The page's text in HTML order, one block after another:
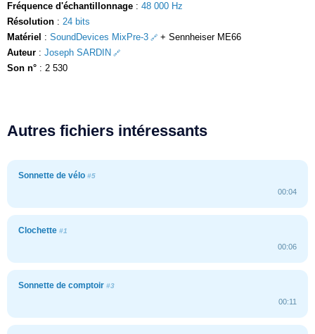
Fréquence d'échantillonnage : 48 000 Hz
Résolution : 24 bits
Matériel : SoundDevices MixPre-3
+ Sennheiser ME66
Auteur : Joseph SARDIN
Son n° : 2 530
Autres fichiers intéressants
Sonnette de vélo #5
00:04
Clochette #1
00:06
Sonnette de comptoir #3
00:11